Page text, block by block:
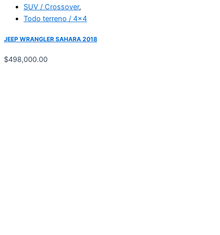
SUV / Crossover,
Todo terreno / 4x4
JEEP WRANGLER SAHARA 2018
$498,000.00